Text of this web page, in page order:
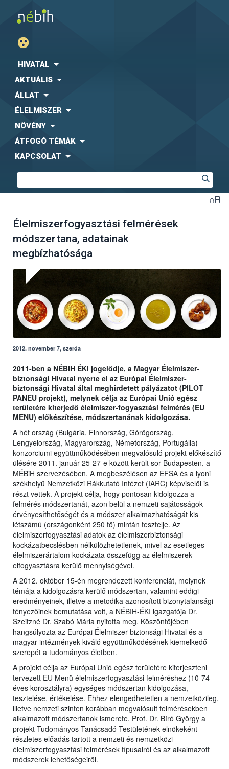
HIVATAL
AKTUÁLIS
ÁLLAT
ÉLELMISZER
NÖVÉNY
ÁTFOGÓ TÉMÁK
KAPCSOLAT
Élelmiszerfogyasztási felmérések
módszertana, adatainak
megbízhatósága
2012. november 7, szerda
2011-ben a NÉBIH ÉKI jogelődje, a Magyar Élelmiszer-
biztonsági Hivatal nyerte el az Európai Élelmiszer-
biztonsági Hivatal által meghirdetett pályázatot (PILOT
PANEU projekt), melynek célja az Európai Unió egész
területére kiterjedő élelmiszer-fogyasztási felmérés (EU
MENU) előkészítése, módszertanának kidolgozása.
A hét ország (Bulgária, Finnország, Görögország,
Lengyelország, Magyarország, Németország, Portugália)
konzorciumi együttműködésében megvalósuló projekt előkészítő
ülésére 2011. január 25-27-e között került sor Budapesten, a
MÉBiH szervezésében. A megbeszélésen az EFSA és a lyoni
székhelyű Nemzetközi Rákkutató Intézet (IARC) képviselői is
részt vettek. A projekt célja, hogy pontosan kidolgozza a
felmérés módszertanát, azon belül a nemzeti sajátosságok
érvényesíthetőségét és a módszer alkalmazhatóságát kis
létszámú (országonként 250 fő) mintán tesztelje. Az
élelmiszerfogyasztási adatok az élelmiszerbiztonsági
kockázatbecslésben nélkülözhetetlenek, mivel az esetleges
élelmiszerártalom kockázata összefügg az élelmiszerek
elfogyasztásra kerülő mennyiségével.
A 2012. október 15-én megrendezett konferenciát, melynek
témája a kidolgozásra kerülő módszertan, valamint eddigi
eredményeinek, illetve a metodika azonosított bizonytalansági
tényezőinek bemutatása volt, a NÉBIH-ÉKI igazgatója Dr.
Szeitzné Dr. Szabó Mária nyitotta meg. Köszöntőjében
hangsúlyozta az Európai Élelmiszer-biztonsági Hivatal és a
magyar intézmények kiváló együttműködésének kiemelkedő
szerepét a tudományos életben.
A projekt célja az Európai Unió egész területére kiterjeszteni
tervezett EU Menü élelmiszerfogyasztási felméréshez (10-74
éves korosztályra) egységes módszertan kidolgozása,
tesztelése, értékelése. Ehhez elengedhetetlen a nemzetközileg,
illetve nemzeti szinten korábban megvalósult felmérésekben
alkalmazott módszertanok ismerete. Prof. Dr. Bíró György a
projekt Tudományos Tanácsadó Testületének elnökeként
részletes előadás tartott a nemzeti és nemzetközi
élelmiszerfogyasztási felmérések típusairól és az alkalmazott
módszerek lehetőségeiről.